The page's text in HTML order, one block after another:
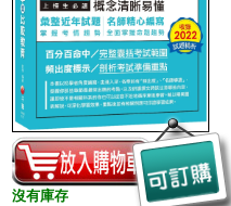
沒有庫存